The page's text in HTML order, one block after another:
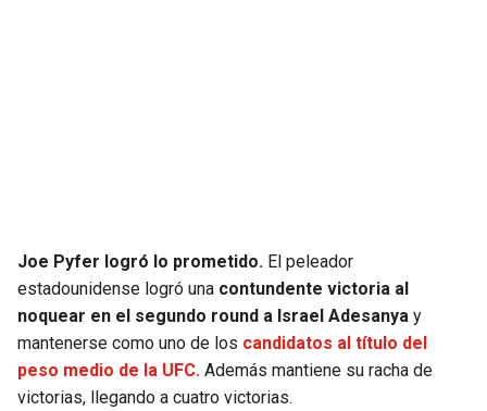
BEARS
LIONS
PACKERS
SPURS
NUGGETS
TIMBERWOLVES
Joe Pyfer logró lo prometido. El peleador
estadounidense logró una contundente victoria al
noquear en el segundo round a Israel Adesanya y
mantenerse como uno de los candidatos al título del
peso medio de la UFC. Además mantiene su racha de
victorias, llegando a cuatro victorias.